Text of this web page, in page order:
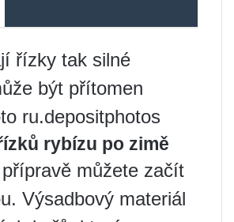
řízky tak silné
být přítomen
ru.depositphotos
rybízu po zimě
můžete začít
Výsadbový materiál